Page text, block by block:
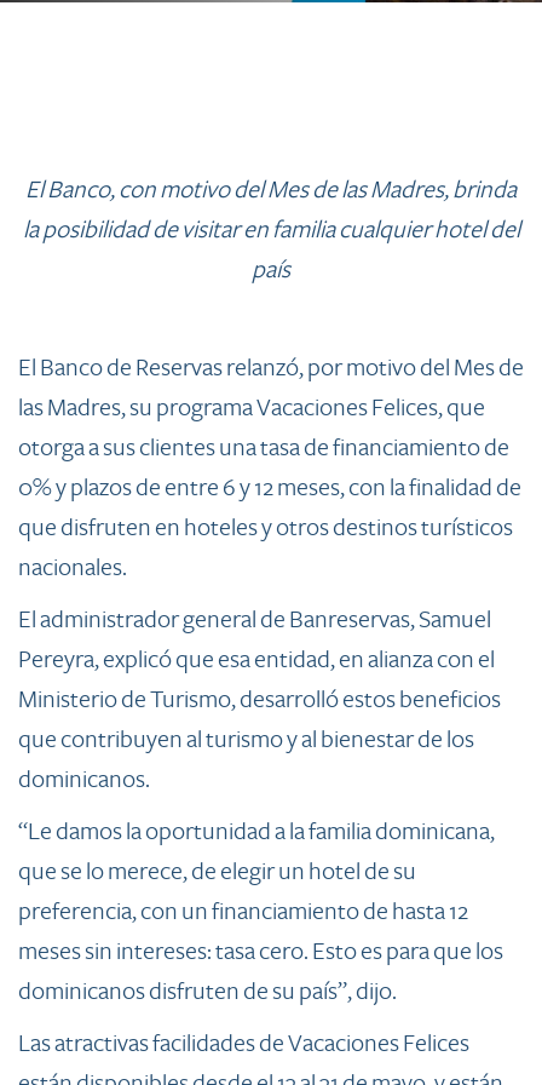
El Banco, con motivo del Mes de las Madres, brinda
la posibilidad de visitar en familia cualquier hotel del
país
El Banco de Reservas relanzó, por motivo del Mes de
las Madres, su programa Vacaciones Felices, que
otorga a sus clientes una tasa de financiamiento de
0% y plazos de entre 6 y 12 meses, con la finalidad de
que disfruten en hoteles y otros destinos turísticos
nacionales.
El administrador general de Banreservas, Samuel
Pereyra, explicó que esa entidad, en alianza con el
Ministerio de Turismo, desarrolló estos beneficios
que contribuyen al turismo y al bienestar de los
dominicanos.
“Le damos la oportunidad​ a la familia dominicana,
que se lo merece, de elegir un hotel de su
preferencia, con un financiamiento de hasta 12
meses sin intereses: tasa cero. Esto es para que los
dominicanos disfruten de su país”, dijo.
Las atractivas facilidades de Vacaciones Felices